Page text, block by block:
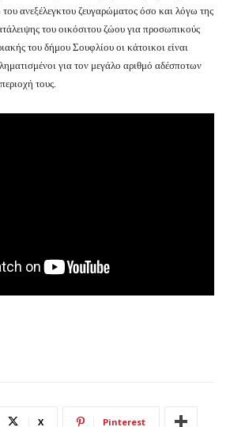
ανεξέλεγκτου ζευγαρώματος όσο και λόγω της
του οικόσιτου ζώου για προσωπικούς
του δήμου Σουφλίου οι κάτοικοι είναι
για τον μεγάλο αριθμό αδέσποτων
τους.
X Pinterest